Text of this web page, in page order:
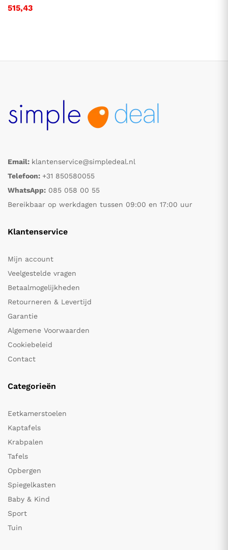
515,43
Email: klantenservice@simpledeal.nl
Telefoon: +31 850580055
WhatsApp: 085 058 00 55
Bereikbaar op werkdagen tussen 09:00 en 17:00 uur
Klantenservice
Mijn account
Veelgestelde vragen
Betaalmogelijkheden
Retourneren & Levertijd
Garantie
Algemene Voorwaarden
Cookiebeleid
Contact
Categorieën
Eetkamerstoelen
Kaptafels
Krabpalen
Tafels
Opbergen
Spiegelkasten
Baby & Kind
Sport
Tuin